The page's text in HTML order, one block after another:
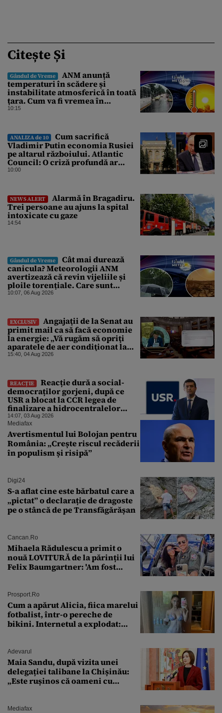
Citește Și
Gândul de Vreme
ANM anunță
temperaturi în scădere și
instabilitate atmosferică în toată
țara. Cum va fi vremea în
București și când vin vijeliile
10:15
ANALIZA de 10
Cum sacrifică
Vladimir Putin economia Rusiei
pe altarul războiului. Atlantic
Council: O criză profundă ar
putea forța Kremlinul să apeleze
10:00
NEWS ALERT
Alarmă în Bragadiru.
Trei persoane au ajuns la spital
intoxicate cu gaze
14:54
Gândul de Vreme
Cât mai durează
canicula? Meteorologii ANM
avertizează că revin vijeliile și
ploile torențiale. Care sunt
zonele vizate, începând chiar de
10:07, 06 Aug 2026
EXCLUSIV
Angajaţii de la Senat au
primit mail ca să facă economie
la energie: „Vă rugăm să opriţi
aparatele de aer condiţionat la
sfârşitul programului”
15:40, 04 Aug 2026
REACȚIE
Reacție dură a social-
democraților gorjeni, după ce
USR a blocat la CCR legea de
finalizare a hidrocentralelor
abandonate. „Nu ne-ar surprinde
dacă Miruță și USR ar acuza PSD și
de faptul că asupra Europei s-a
abătut o cupolă de foc”
14:07, 03 Aug 2026
Mediafax
Avertismentul lui Bolojan pentru
România: „Crește riscul recăderii
în populism și risipă”
Digi24
S-a aflat cine este bărbatul care a
„pictat” o declarație de dragoste
pe o stâncă de pe Transfăgărășan
Cancan.ro
Mihaela Rădulescu a primit o
nouă LOVITURĂ de la părinții lui
Felix Baumgartner: 'Am fost
Prosport.ro
Cum a apărut Alicia, fiica marelui
fotbalist, într-o pereche de
bikini. Internetul a explodat:
Adevarul
Maia Sandu, după vizita unei
delegației talibane la Chișinău:
„Este rușinos că oameni cu
Mediafax